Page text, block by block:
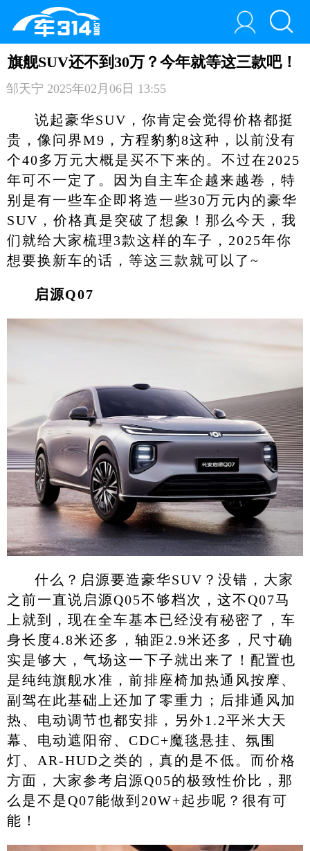
旗舰SUV还不到30万？今年就等这三款吧！
邹天宁 2025年02月06日 13:55
说起豪华SUV，你肯定会觉得价格都挺
贵，像问界M9，方程豹豹8这种，以前没有
个40多万元大概是买不下来的。不过在2025
年可不一定了。因为自主车企越来越卷，特
别是有一些车企即将造一些30万元内的豪华
SUV，价格真是突破了想象！那么今天，我
们就给大家梳理3款这样的车子，2025年你
想要换新车的话，等这三款就可以了~
启源Q07
什么？启源要造豪华SUV？没错，大家
之前一直说启源Q05不够档次，这不Q07马
上就到，现在全车基本已经没有秘密了，车
身长度4.8米还多，轴距2.9米还多，尺寸确
实是够大，气场这一下子就出来了！配置也
是纯纯旗舰水准，前排座椅加热通风按摩、
副驾在此基础上还加了零重力；后排通风加
热、电动调节也都安排，另外1.2平米大天
幕、电动遮阳帘、CDC+魔毯悬挂、氛围
灯、AR-HUD之类的，真的是不低。而价格
方面，大家参考启源Q05的极致性价比，那
么是不是Q07能做到20W+起步呢？很有可
能！